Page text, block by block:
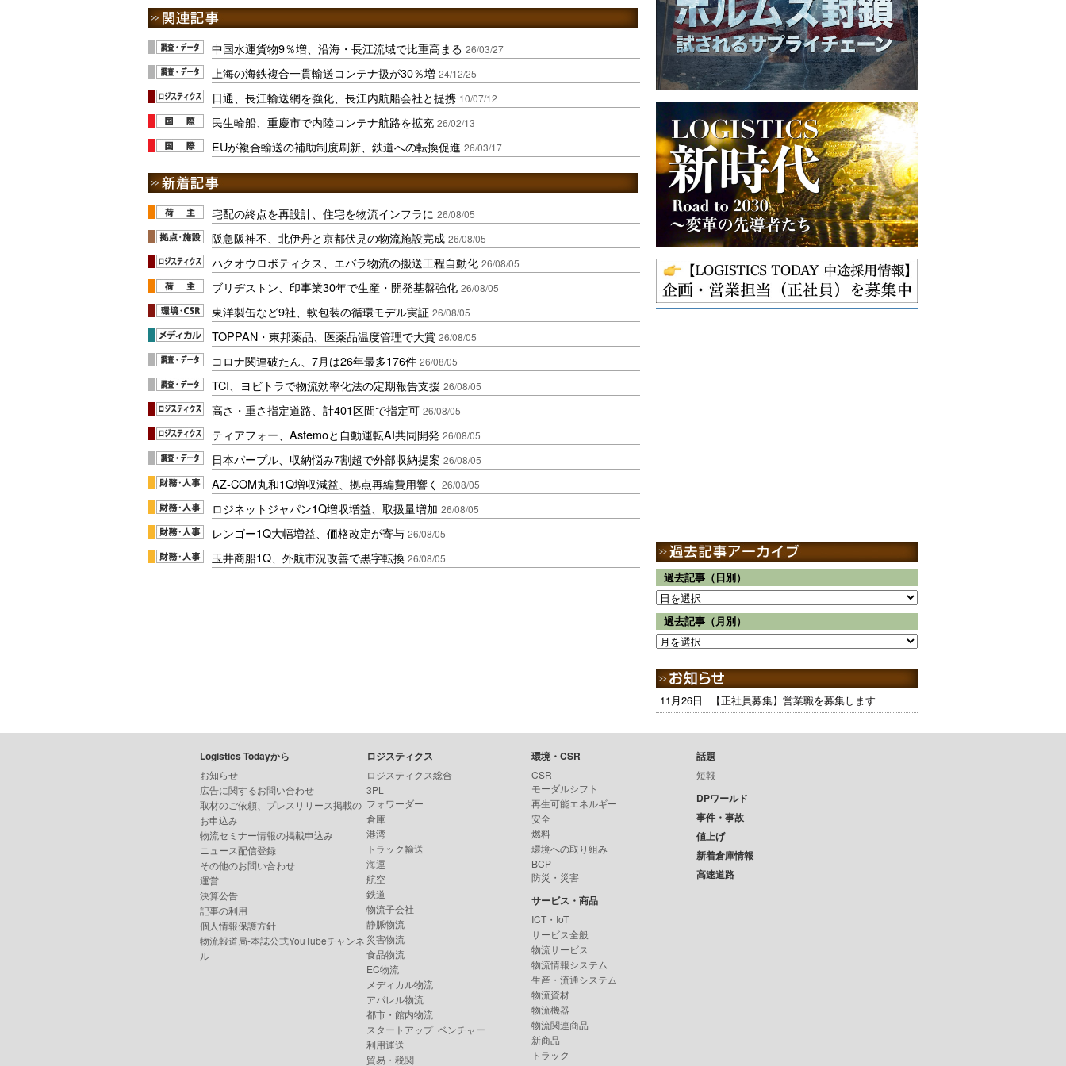
中国水運貨物9％増、沿海・長江流域で比重高まる 26/03/27
上海の海鉄複合一貫輸送コンテナ扱が30％増 24/12/25
日通、長江輸送網を強化、長江内航船会社と提携 10/07/12
民生輪船、重慶市で内陸コンテナ航路を拡充 26/02/13
EUが複合輸送の補助制度刷新、鉄道への転換促進 26/03/17
宅配の終点を再設計、住宅を物流インフラに 26/08/05
阪急阪神不、北伊丹と京都伏見の物流施設完成 26/08/05
ハクオウロボティクス、エバラ物流の搬送工程自動化 26/08/05
ブリヂストン、印事業30年で生産・開発基盤強化 26/08/05
東洋製缶など9社、軟包装の循環モデル実証 26/08/05
TOPPAN・東邦薬品、医薬品温度管理で大賞 26/08/05
コロナ関連破たん、7月は26年最多176件 26/08/05
TCI、ヨビトラで物流効率化法の定期報告支援 26/08/05
高さ・重さ指定道路、計401区間で指定可 26/08/05
ティアフォー、Astemoと自動運転AI共同開発 26/08/05
日本パープル、収納悩み7割超で外部収納提案 26/08/05
AZ-COM丸和1Q増収減益、拠点再編費用響く 26/08/05
ロジネットジャパン1Q増収増益、取扱量増加 26/08/05
レンゴー1Q大幅増益、価格改定が寄与 26/08/05
玉井商船1Q、外航市況改善で黒字転換 26/08/05
過去記事（日別）
過去記事（月別）
11月26日 【正社員募集】営業職を募集します
Logistics Todayから
お知らせ
広告に関するお問い合わせ
取材のご依頼、プレスリリース掲載の
お申込み
物流セミナー情報の掲載申込み
ニュース配信登録
その他のお問い合わせ
運営
決算公告
記事の利用
個人情報保護方針
物流報道局-本誌公式YouTubeチャンネ
ル-
ロジスティクス
ロジスティクス総合
3PL
フォワーダー
倉庫
港湾
トラック輸送
海運
航空
鉄道
物流子会社
静脈物流
災害物流
食品物流
EC物流
メディカル物流
アパレル物流
都市・館内物流
スタートアップ･ベンチャー
利用運送
貿易・税関
環境・CSR
CSR
モーダルシフト
再生可能エネルギー
安全
燃料
環境への取り組み
BCP
防災・災害
サービス・商品
ICT・IoT
サービス全般
物流サービス
物流情報システム
生産・流通システム
物流資材
物流機器
物流関連商品
新商品
トラック
話題
短報
DPワールド
事件・事故
値上げ
新着倉庫情報
高速道路